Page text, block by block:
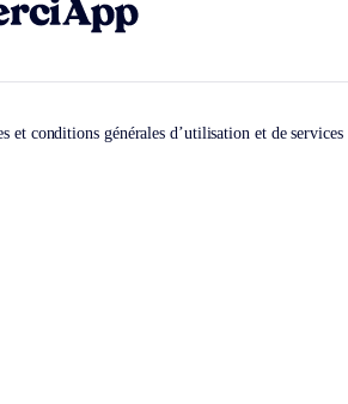
et conditions générales d’utilisation et de services